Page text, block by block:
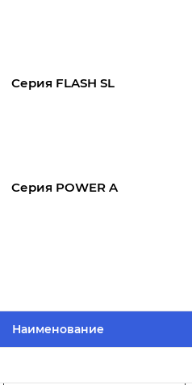
Серия FLASH SL
Серия POWER A
Наименование